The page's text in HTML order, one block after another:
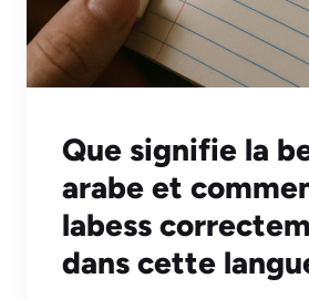
Que signifie la
arabe et
labess
dans cette